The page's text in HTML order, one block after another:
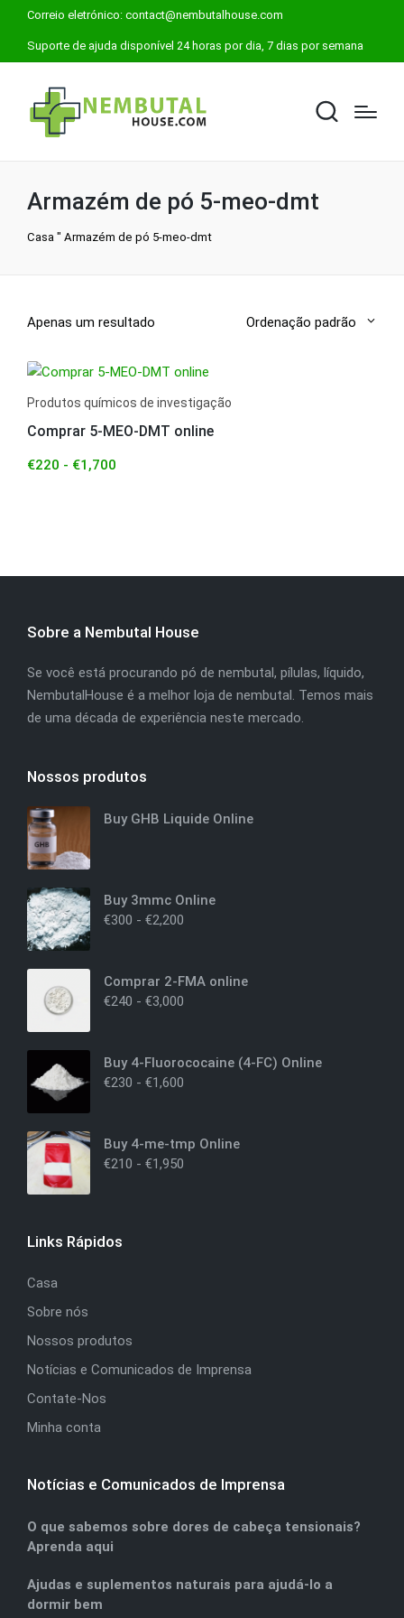
Correio eletrónico: contact@nembutalhouse.com
Suporte de ajuda disponível 24 horas por dia, 7 dias por semana
Armazém de pó 5-meo-dmt
Casa " Armazém de pó 5-meo-dmt
Apenas um resultado Ordenação padrão
Produtos químicos de investigação
Comprar 5-MEO-DMT online
€220 - €1,700
Sobre a Nembutal House
Se você está procurando pó de nembutal, pílulas, líquido,
NembutalHouse é a melhor loja de nembutal. Temos mais
de uma década de experiência neste mercado.
Nossos produtos
Buy GHB Liquide Online
Buy 3mmc Online
€300 - €2,200
Comprar 2-FMA online
€240 - €3,000
Buy 4-Fluorococaine (4-FC) Online
€230 - €1,600
Buy 4-me-tmp Online
€210 - €1,950
Links Rápidos
Casa
Sobre nós
Nossos produtos
Notícias e Comunicados de Imprensa
Contate-Nos
Minha conta
Notícias e Comunicados de Imprensa
O que sabemos sobre dores de cabeça tensionais?
Aprenda aqui
Ajudas e suplementos naturais para ajudá-lo a
dormir bem